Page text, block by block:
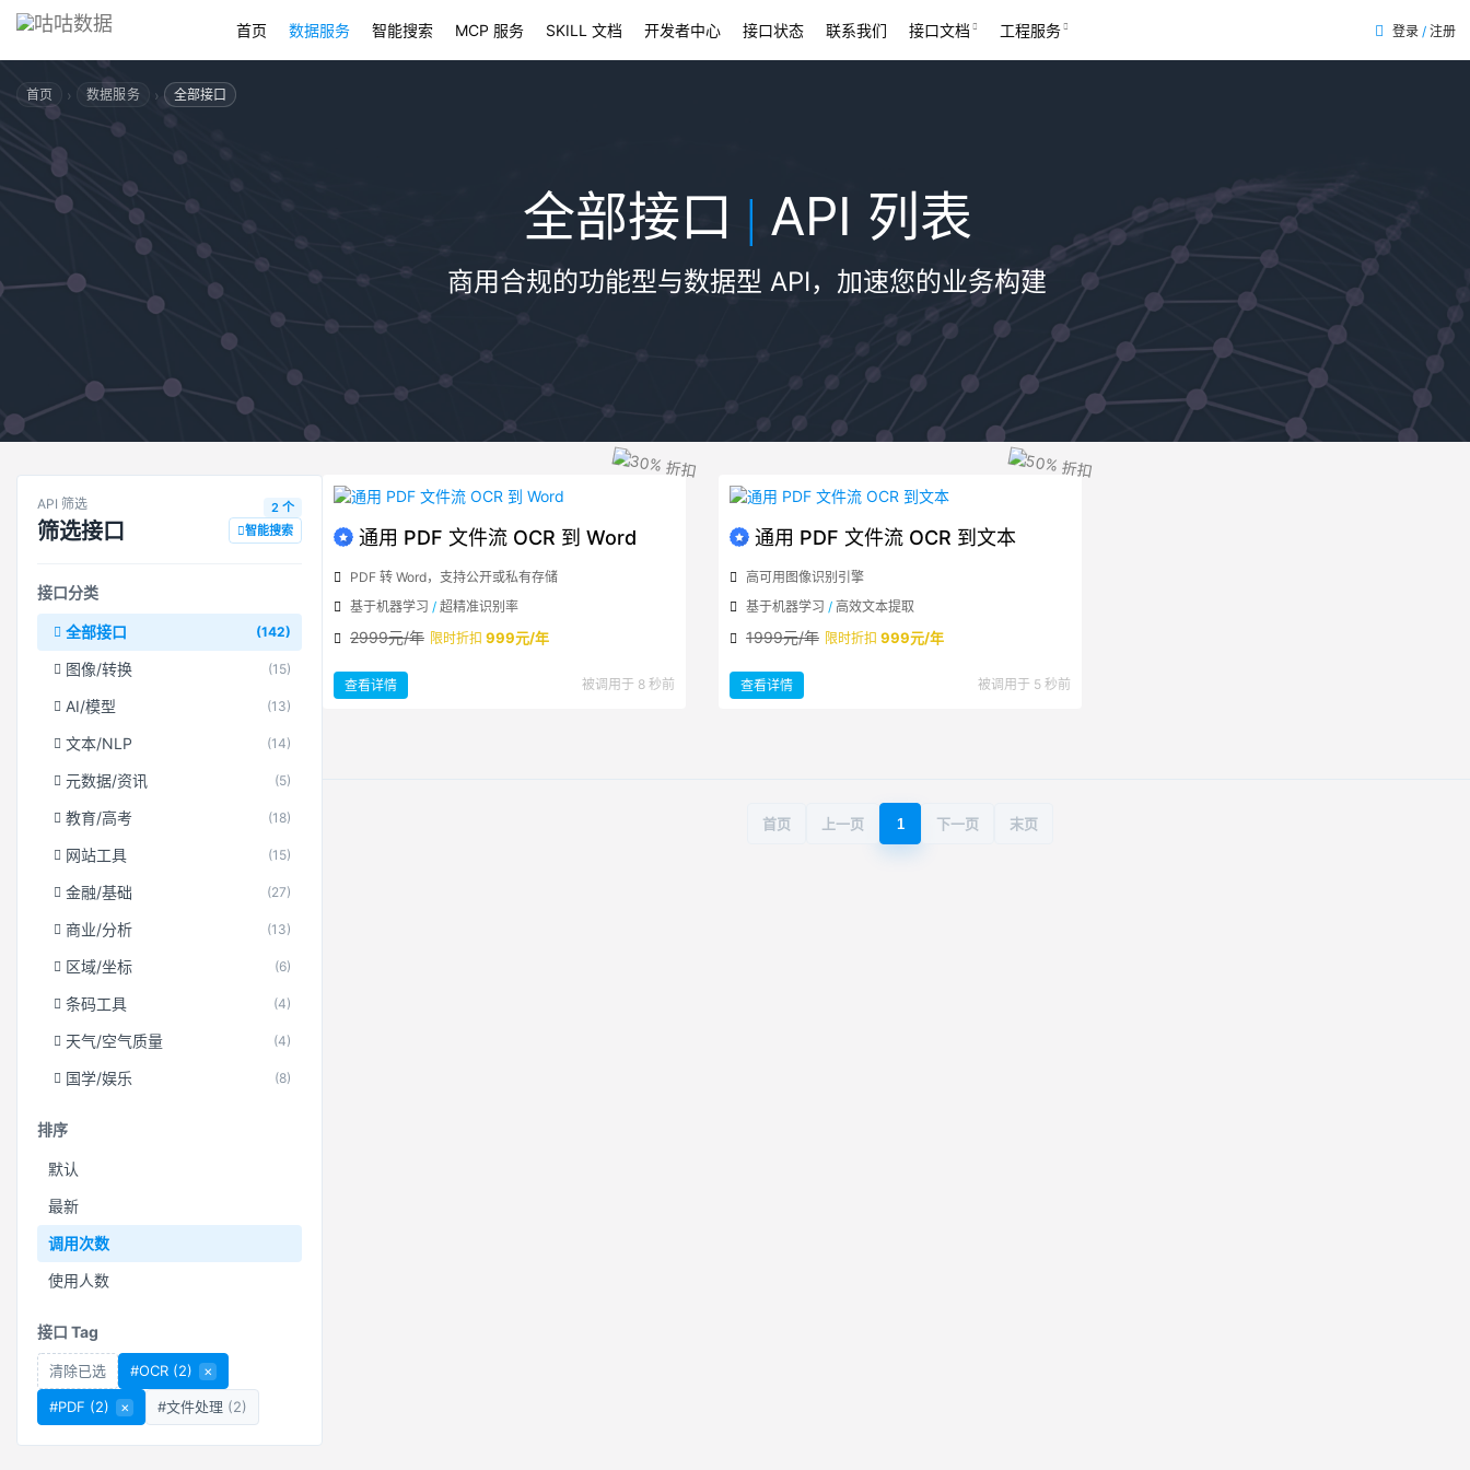
首页 数据服务 智能搜索 MCP 服务 SKILL 文档 开发者中心 接口状态 联系我们 接口文档 工程服务 登录 / 注册
首页 › 数据服务 › 全部接口
全部接口 | API 列表
商用合规的功能型与数据型 API，加速您的业务构建
API 筛选
筛选接口
2 个
智能搜索
接口分类
全部接口 (142)
图像/转换 (15)
AI/模型 (13)
文本/NLP (14)
元数据/资讯 (5)
教育/高考 (18)
网站工具 (15)
金融/基础 (27)
商业/分析 (13)
区域/坐标 (6)
条码工具 (4)
天气/空气质量 (4)
国学/娱乐 (8)
排序
默认
最新
调用次数
使用人数
接口 Tag
清除已选 #OCR (2) ×
#PDF (2) × #文件处理 (2)
通用 PDF 文件流 OCR 到 Word
PDF 转 Word，支持公开或私有存储
基于机器学习 / 超精准识别率
2999元/年 限时折扣 999元/年
查看详情
通
被调用于 8 秒前
通用 PDF 文件流 OCR 到文本
高可用图像识别引擎
基于机器学习 / 高效文本提取
1999元/年 限时折扣 999元/年
查看详情
通
被调用于 5 秒前
首页 上一页 1 下一页 末页